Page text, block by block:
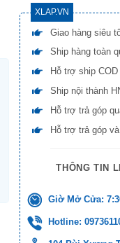
XLAP.VN
Giao hàng siêu
Ship hàng toàn
Hỗ trợ ship COD
Ship nội thành
Hỗ trợ trả góp
Hỗ trợ trả góp
THÔNG TIN
Giờ Mở Cửa:
Hotline: